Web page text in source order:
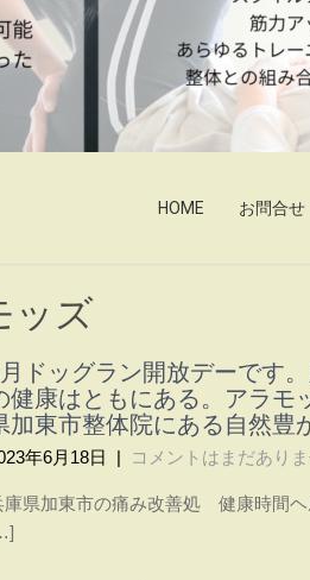
〜ヘルシータ
HOME お問合せ
ッズ
ドッグラン開放デーです
健康はともにある。アラモ
加東市整体院にある自然豊
年6月18日 | コメントはまだあり
庫県加東市の痛み改善処 健康時間ヘ